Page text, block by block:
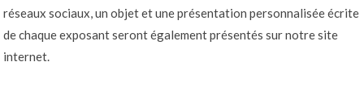
réseaux sociaux, un objet et une présentation personnalisée écrite
de chaque exposant seront également présentés sur notre site
internet.